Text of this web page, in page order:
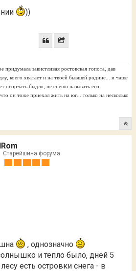
))
придумала завистливая ростовская гопота, дав
коего хватает и на твоей бывшей родине... и чаще
огорчать быдло, не спеши называть его
он тоже приехал жить на юг... только на несколько
IRom
Старейшина форума
, однозначно
и тепло было, дней 5
есть островки снега - в